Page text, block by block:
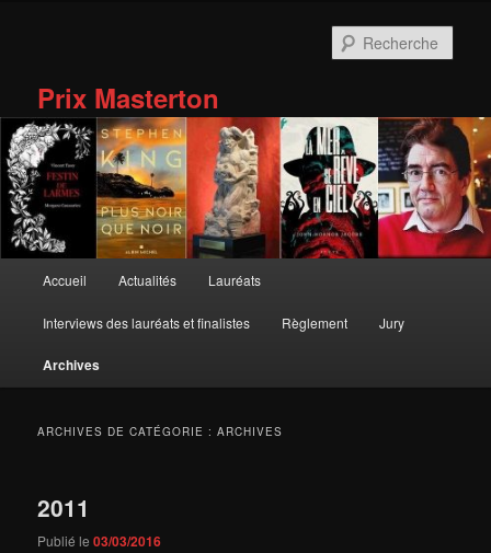
Prix Masterton
principal
Accueil Actualités Lauréats
Interviews des lauréats et finalistes Règlement Jury
Archives
ARCHIVES DE CATÉGORIE :ARCHIVES
2011
Publié le03/03/2016